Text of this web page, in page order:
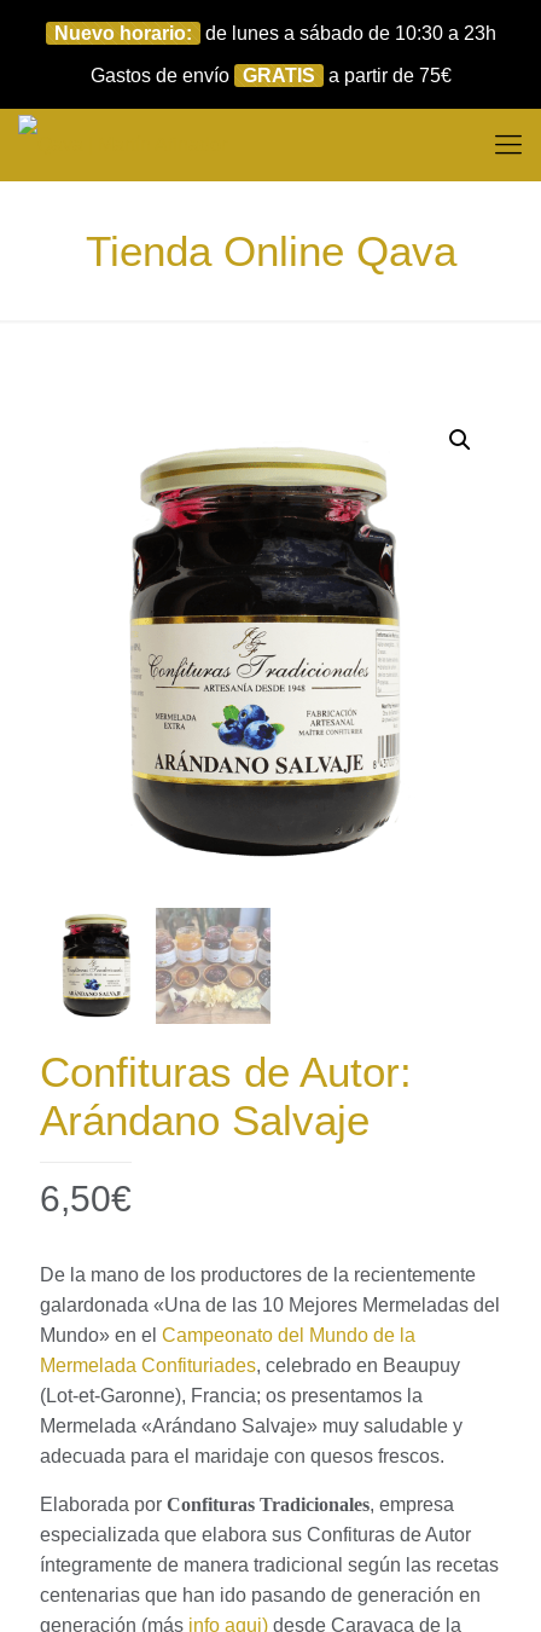
Nuevo horario: de lunes a sábado de 10:30 a 23h
Gastos de envío GRATIS a partir de 75€
Tienda Online Qava
Confituras de Autor:
Arándano Salvaje
6,50€
De la mano de los productores de la recientemente
galardonada «Una de las 10 Mejores Mermeladas del
Mundo» en el Campeonato del Mundo de la
Mermelada Confituriades, celebrado en Beaupuy
(Lot-et-Garonne), Francia; os presentamos la
Mermelada «Arándano Salvaje» muy saludable y
adecuada para el maridaje con quesos frescos.
Elaborada por Confituras Tradicionales, empresa
especializada que elabora sus Confituras de Autor
íntegramente de manera tradicional según las recetas
centenarias que han ido pasando de generación en
generación (más info aqui) desde Caravaca de la